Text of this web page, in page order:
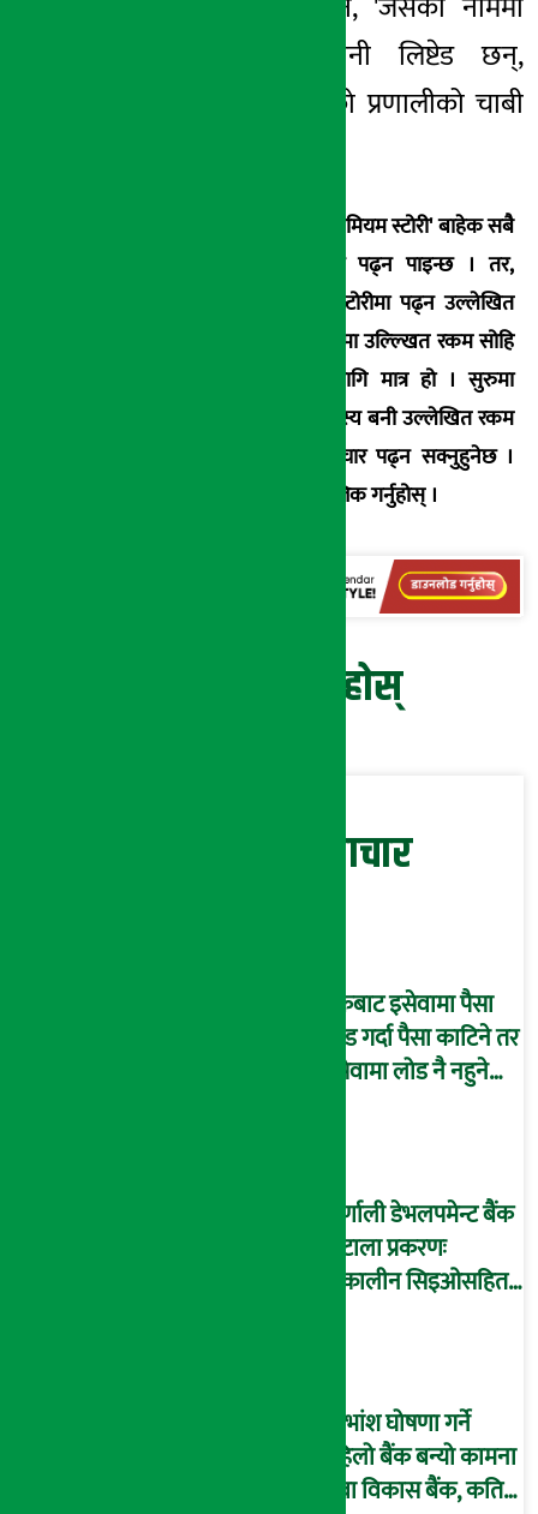
रहेका अनेक कम्पनी लिष्टेड छन्,
उनीहरुलाई नै नेप्सेको प्रणालीको चाबी
अर्थ सरोकारमा प्रकाशित 'प्रिमियम स्टोरी' बाहेक सबै
समाचार सामाग्री नि:शुल्क पढ्न पाइन्छ । तर,
प्रिमियम स्टोरी पढ्न भने स्टोरीमा पढ्न उल्लेखित
रकम तिर्नुपर्छ । स्टोरी लिंकमा उल्ल्खित रकम सोहि
एउटा समाचार पढ्नका लागि मात्र हो । सुरुमा
प्रिमियम युजरका रुपमा सदस्य बनी उल्लेखित रकम
तिरेर आफुले रोजेको समाचार पढ्न सक्नुहुनेछ ।
यहाँ क्लिक गर्नुहोस् ।
प्रतिक्रिया दिनुहोस्
सम्बन्धित समाचार
बैंकबाट इसेवामा पैसा
लोड गर्दा पैसा काटिने तर
इसेवामा लोड नै नहुने
कर्णाली डेभलपमेन्ट बैंक
घोटाला प्रकरणः
तत्कालीन सिइओसहित
लाभांश घोषणा गर्ने
पहिलो बैंक बन्यो कामना
सेवा विकास बैंक, कति